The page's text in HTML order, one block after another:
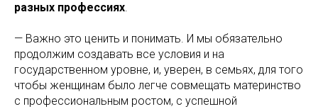
разных профессиях.
— Важно это ценить и понимать. И мы обязательно
продолжим создавать все условия и на
государственном уровне, и, уверен, в семьях, для того
чтобы женщинам было легче совмещать материнство
с профессиональным ростом, с успешной